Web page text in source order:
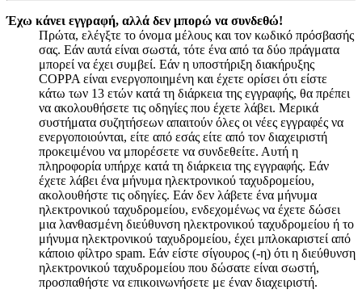
Έχω κάνει εγγραφή, αλλά δεν μπορώ να συνδεθώ!
Πρώτα, ελέγξτε το όνομα μέλους και τον κωδικό πρόσβασής
σας. Εάν αυτά είναι σωστά, τότε ένα από τα δύο πράγματα
μπορεί να έχει συμβεί. Εάν η υποστήριξη διακήρυξης
COPPA είναι ενεργοποιημένη και έχετε ορίσει ότι είστε
κάτω των 13 ετών κατά τη διάρκεια της εγγραφής, θα πρέπει
να ακολουθήσετε τις οδηγίες που έχετε λάβει. Μερικά
συστήματα συζητήσεων απαιτούν όλες οι νέες εγγραφές να
ενεργοποιούνται, είτε από εσάς είτε από τον διαχειριστή
προκειμένου να μπορέσετε να συνδεθείτε. Αυτή η
πληροφορία υπήρχε κατά τη διάρκεια της εγγραφής. Εάν
έχετε λάβει ένα μήνυμα ηλεκτρονικού ταχυδρομείου,
ακολουθήστε τις οδηγίες. Εάν δεν λάβετε ένα μήνυμα
ηλεκτρονικού ταχυδρομείου, ενδεχομένως να έχετε δώσει
μια λανθασμένη διεύθυνση ηλεκτρονικού ταχυδρομείου ή το
μήνυμα ηλεκτρονικού ταχυδρομείου, έχει μπλοκαριστεί από
κάποιο φίλτρο spam. Εάν είστε σίγουρος (-η) ότι η διεύθυνση
ηλεκτρονικού ταχυδρομείου που δώσατε είναι σωστή,
προσπαθήστε να επικοινωνήσετε με έναν διαχειριστή.